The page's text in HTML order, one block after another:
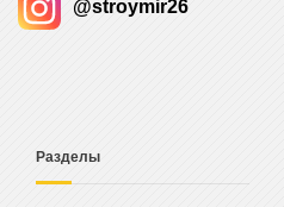
@stroymir26
Разделы